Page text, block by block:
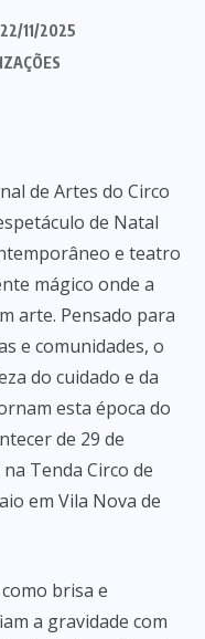
22/11/2025
de Artes do Circo
de Natal
e teatro
mágico onde a
arte. Pensado para
e comunidades, o
do cuidado e da
esta época do
de 29 de
Tenda Circo de
em Vila Nova de
brisa e
a gravidade com